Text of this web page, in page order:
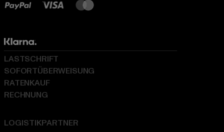
LOGISTIKPARTNER
LASTSCHRIFT
SOFORTÜBERWEISUNG
RATENKAUF
RECHNUNG